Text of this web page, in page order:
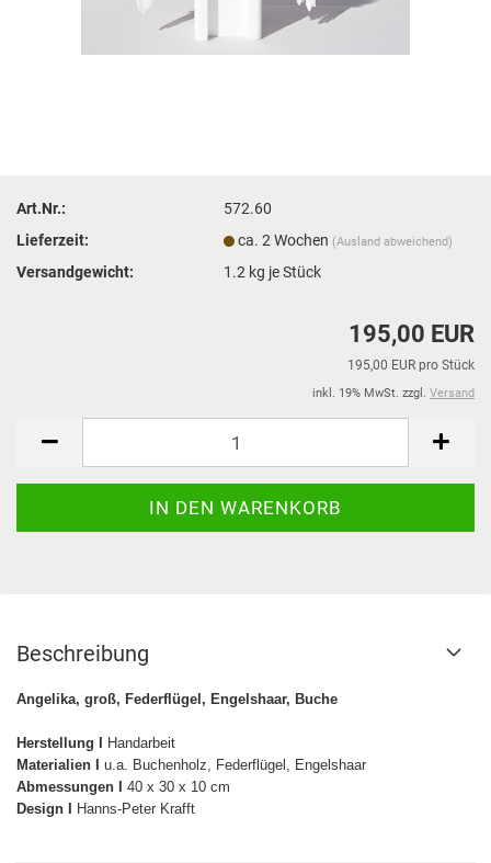
Art.Nr.:
572.60
Lieferzeit:
ca. 2 Wochen (Ausland abweichend)
Versandgewicht: 1.2 kg je Stück
195,00 EUR
195,00 EUR pro Stück
inkl. 19% MwSt. zzgl. Versand
Beschreibung
Angelika, groß, Federflügel, Engelshaar, Buche
Herstellung I
Handarbeit
Materialien I u.a. Buchenholz, Federflügel, Engelshaar
Abmessungen I 40 x 30 x 10 cm
Design I
Hanns-Peter Krafft